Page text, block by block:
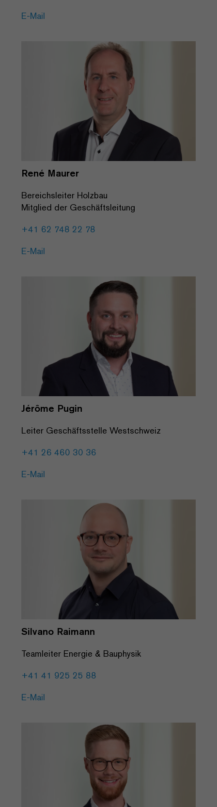
E-Mail
René Maurer
Bereichsleiter Holzbau
Mitglied der Geschäftsleitung
+41 62 748 22 78
E-Mail
Jérôme Pugin
Leiter Geschäftsstelle Westschweiz
+41 26 460 30 36
E-Mail
Silvano Raimann
Teamleiter Energie & Bauphysik
+41 41 925 25 88
E-Mail